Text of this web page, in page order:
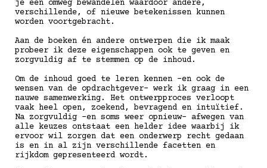
je een omweg bewandelen waardoor andere,
verschillende, of nieuwe betekenissen kunnen
worden voortgebracht.
Aan de boeken én andere ontwerpen die ik maak
probeer ik deze eigenschappen ook te geven en
zorgvuldig af te stemmen op de inhoud.
Om de inhoud goed te leren kennen -en ook de
wensen van de opdrachtgever- werk ik graag in een
nauwe samenwerking. Het ontwerpproces verloopt
vaak heel open, zoekend, bevragend en intuïtief.
Na zorgvuldig -en soms weer opnieuw- afwegen van
alle keuzes ontstaat een helder idee waarbij ik
ervoor wil zorgen dat een onderwerp recht gedaan
is en in al zijn verschillende facetten en
rijkdom gepresenteerd wordt.